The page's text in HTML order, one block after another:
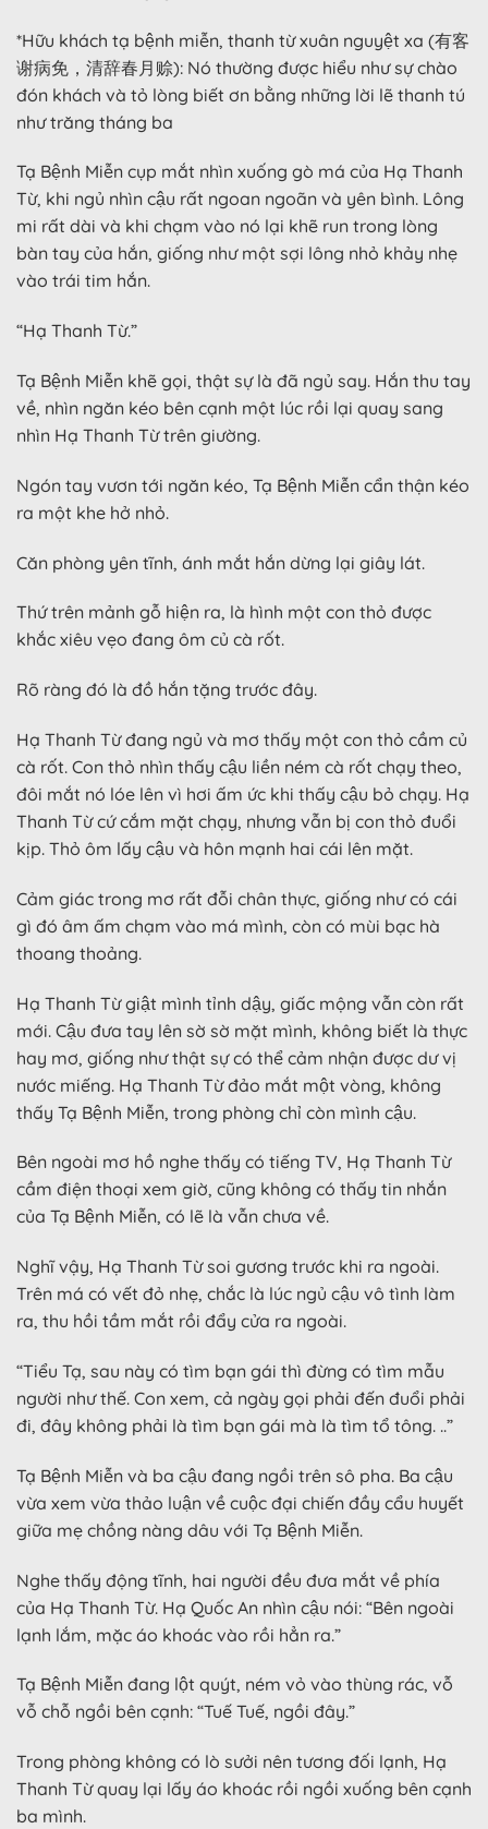
*Hữu khách tạ bệnh miễn, thanh từ xuân nguyệt xa (有客
谢病免，清辞春月赊): Nó thường được hiểu như sự chào
đón khách và tỏ lòng biết ơn bằng những lời lẽ thanh tú
như trăng tháng ba
Tạ Bệnh Miễn cụp mắt nhìn xuống gò má của Hạ Thanh
Từ, khi ngủ nhìn cậu rất ngoan ngoãn và yên bình. Lông
mi rất dài và khi chạm vào nó lại khẽ run trong lòng
bàn tay của hắn, giống như một sợi lông nhỏ khảy nhẹ
vào trái tim hắn.
“Hạ Thanh Từ.”
Tạ Bệnh Miễn khẽ gọi, thật sự là đã ngủ say. Hắn thu tay
về, nhìn ngăn kéo bên cạnh một lúc rồi lại quay sang
nhìn Hạ Thanh Từ trên giường.
Ngón tay vươn tới ngăn kéo, Tạ Bệnh Miễn cẩn thận kéo
ra một khe hở nhỏ.
Căn phòng yên tĩnh, ánh mắt hắn dừng lại giây lát.
Thứ trên mảnh gỗ hiện ra, là hình một con thỏ được
khắc xiêu vẹo đang ôm củ cà rốt.
Rõ ràng đó là đồ hắn tặng trước đây.
Hạ Thanh Từ đang ngủ và mơ thấy một con thỏ cầm củ
cà rốt. Con thỏ nhìn thấy cậu liền ném cà rốt chạy theo,
đôi mắt nó lóe lên vì hơi ấm ức khi thấy cậu bỏ chạy. Hạ
Thanh Từ cứ cắm mặt chạy, nhưng vẫn bị con thỏ đuổi
kịp. Thỏ ôm lấy cậu và hôn mạnh hai cái lên mặt.
Cảm giác trong mơ rất đỗi chân thực, giống như có cái
gì đó âm ấm chạm vào má mình, còn có mùi bạc hà
thoang thoảng.
Hạ Thanh Từ giật mình tỉnh dậy, giấc mộng vẫn còn rất
mới. Cậu đưa tay lên sờ sờ mặt mình, không biết là thực
hay mơ, giống như thật sự có thể cảm nhận được dư vị
nước miếng. Hạ Thanh Từ đảo mắt một vòng, không
thấy Tạ Bệnh Miễn, trong phòng chỉ còn mình cậu.
Bên ngoài mơ hồ nghe thấy có tiếng TV, Hạ Thanh Từ
cầm điện thoại xem giờ, cũng không có thấy tin nhắn
của Tạ Bệnh Miễn, có lẽ là vẫn chưa về.
Nghĩ vậy, Hạ Thanh Từ soi gương trước khi ra ngoài.
Trên má có vết đỏ nhẹ, chắc là lúc ngủ cậu vô tình làm
ra, thu hồi tầm mắt rồi đẩy cửa ra ngoài.
“Tiểu Tạ, sau này có tìm bạn gái thì đừng có tìm mẫu
người như thế. Con xem, cả ngày gọi phải đến đuổi phải
đi, đây không phải là tìm bạn gái mà là tìm tổ tông. ..”
Tạ Bệnh Miễn và ba cậu đang ngồi trên sô pha. Ba cậu
vừa xem vừa thảo luận về cuộc đại chiến đầy cẩu huyết
giữa mẹ chồng nàng dâu với Tạ Bệnh Miễn.
Nghe thấy động tĩnh, hai người đều đưa mắt về phía
của Hạ Thanh Từ. Hạ Quốc An nhìn cậu nói: “Bên ngoài
lạnh lắm, mặc áo khoác vào rồi hẳn ra.”
Tạ Bệnh Miễn đang lột quýt, ném vỏ vào thùng rác, vỗ
vỗ chỗ ngồi bên cạnh: “Tuế Tuế, ngồi đây.”
Trong phòng không có lò sưởi nên tương đối lạnh, Hạ
Thanh Từ quay lại lấy áo khoác rồi ngồi xuống bên cạnh
ba mình.